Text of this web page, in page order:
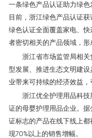
一条绿色产品认证助力绿
目前，浙江绿色产品认证获
绿色认证全面覆盖家电、
者密切相关的产品领域，形
浙江省市场监管局相关
型发展、推进生态文明建
业带来可持续的经济效益，
浙江优全护理用品科技
证的母婴护理用品企业。
证标志的产品在线下线上
现70%以上的销售增幅。